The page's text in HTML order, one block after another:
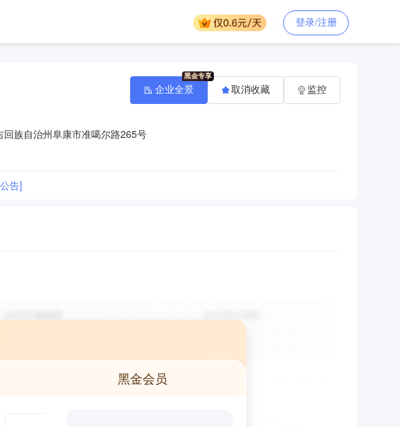
登录/注册
回族自治州阜康市准噶尔路265号
告]
企业全景 取消收藏 监控
黑金会员